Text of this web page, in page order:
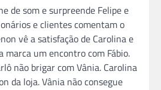
de som e surpreende Felipe e
e clientes comentam o
vê a satisfação de Carolina e
marca um encontro com Fábio.
não brigar com Vânia. Carolina
da loja. Vânia não consegue